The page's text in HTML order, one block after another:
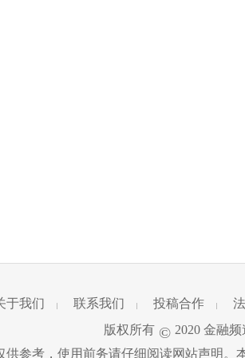
于我们 联系我们 投稿合作
版权所有 © 2020 金融频
供参考，使用前务请仔细阅读网站声明。